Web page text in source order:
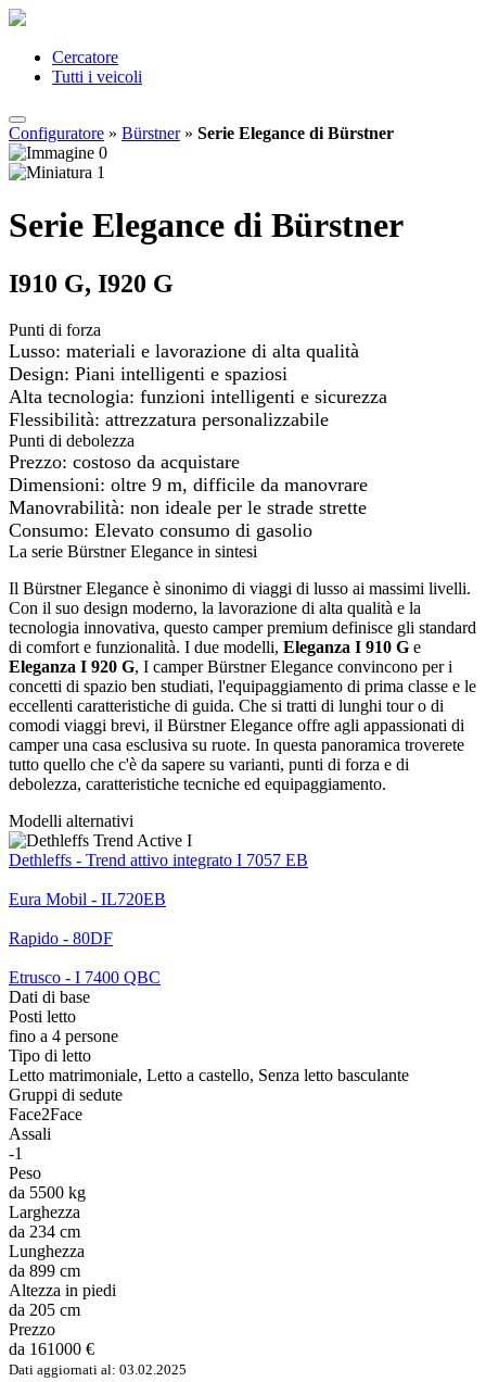
Cercatore
Tutti i veicoli
Configuratore » Bürstner» Serie Elegance di Bürstner
Serie Elegance di Bürstner
I910 G, I920 G
Punti di forza
Lusso: materiali e lavorazione di alta qualità
Design: Piani intelligenti e spaziosi
Alta tecnologia: funzioni intelligenti e sicurezza
Flessibilità: attrezzatura personalizzabile
Punti di debolezza
Prezzo: costoso da acquistare
Dimensioni: oltre 9 m, difficile da manovrare
Manovrabilità: non ideale per le strade strette
Consumo: Elevato consumo di gasolio
La serie Bürstner Elegance in sintesi
Il Bürstner Elegance è sinonimo di viaggi di lusso ai massimi livelli.
Con il suo design moderno, la lavorazione di alta qualità e la
tecnologia innovativa, questo camper premium definisce gli standard
di comfort e funzionalità. I due modelli, Eleganza I 910 G e
Eleganza I 920 G, I camper Bürstner Elegance convincono per i
concetti di spazio ben studiati, l'equipaggiamento di prima classe e le
eccellenti caratteristiche di guida. Che si tratti di lunghi tour o di
comodi viaggi brevi, il Bürstner Elegance offre agli appassionati di
camper una casa esclusiva su ruote. In questa panoramica troverete
tutto quello che c'è da sapere su varianti, punti di forza e di
debolezza, caratteristiche tecniche ed equipaggiamento.
Modelli alternativi
Dethleffs - Trend attivo integrato I 7057 EB
Eura Mobil - IL720EB
Rapido - 80DF
Etrusco - I 7400 QBC
Dati di base
Posti letto
fino a 4 persone
Tipo di letto
Letto matrimoniale, Letto a castello, Senza letto basculante
Gruppi di sedute
Face2Face
Assali
-1
Peso
da 5500 kg
Larghezza
da 234 cm
Lunghezza
da 899 cm
Altezza in piedi
da 205 cm
Prezzo
da 161000 €
Dati aggiornati al: 03.02.2025